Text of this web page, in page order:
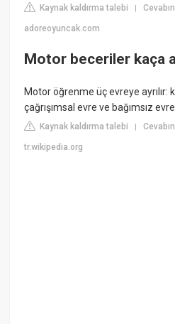
Kaynak kaldırma talebi |
adoreoyuncak.com
Motor beceriler kaça
Motor öğrenme üç evreye ayrılır:
çağrışımsal evre ve bağımsız
Kaynak kaldırma talebi |
tr.wikipedia.org